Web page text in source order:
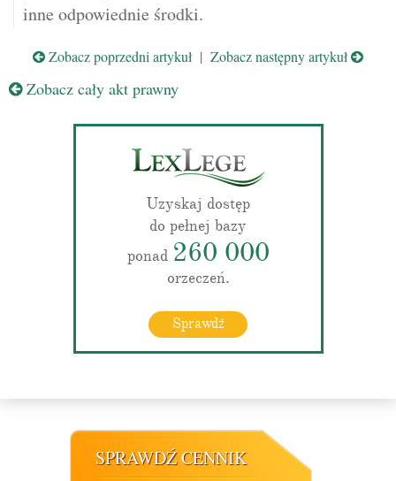
inne odpowiednie środki.
Zobacz poprzedni artykuł | Zobacz następny artykuł
Zobacz cały akt prawny
Uzyskaj dostęp
do pełnej bazy
ponad 260 000
orzeczeń.
Sprawdź
SPRAWDŹ CENNIK